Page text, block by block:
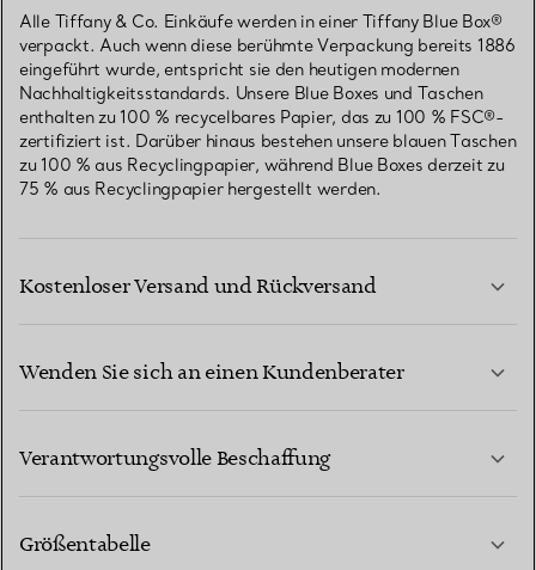
Alle Tiffany & Co. Einkäufe werden in einer Tiffany Blue Box®
verpackt. Auch wenn diese berühmte Verpackung bereits 1886
eingeführt wurde, entspricht sie den heutigen modernen
Nachhaltigkeitsstandards. Unsere Blue Boxes und Taschen
enthalten zu 100 % recycelbares Papier, das zu 100 % FSC®-
zertifiziert ist. Darüber hinaus bestehen unsere blauen Taschen
zu 100 % aus Recyclingpapier, während Blue Boxes derzeit zu
75 % aus Recyclingpapier hergestellt werden.
Kostenloser Versand und Rückversand
Wenden Sie sich an einen Kundenberater
Verantwortungsvolle Beschaffung
Größentabelle